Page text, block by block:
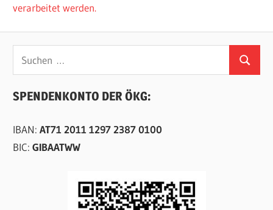
verarbeitet werden.
Suchen
nach:
Suchen
SPENDENKONTO DER ÖKG:
IBAN:AT71 2011 1297 2387 0100
BIC:GIBAATWW